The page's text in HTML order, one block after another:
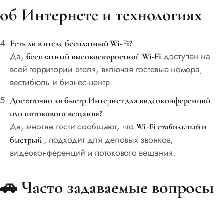
об Интернете и технологиях
Есть ли в отеле бесплатный Wi-Fi?
Да, бесплатный высокоскоростной Wi-Fi доступен на
всей территории отеля, включая гостевые номера,
вестибюль и бизнес-центр.
Достаточно ли быстр Интернет для видеоконференций
или потокового вещания?
Да, многие гости сообщают, что Wi-Fi стабильный и
быстрый , подходит для деловых звонков,
видеоконференций и потокового вещания.
🚗Часто задаваемые вопросы